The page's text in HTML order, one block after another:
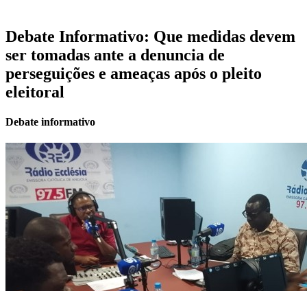
Debate Informativo: Que medidas devem
ser tomadas ante a denuncia de
perseguições e ameaças após o pleito
eleitoral
Debate informativo